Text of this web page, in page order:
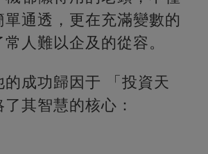
通透，更在充滿變數的
人難以企及的從容。
的成功歸因于 「投資天
其智慧的核心：